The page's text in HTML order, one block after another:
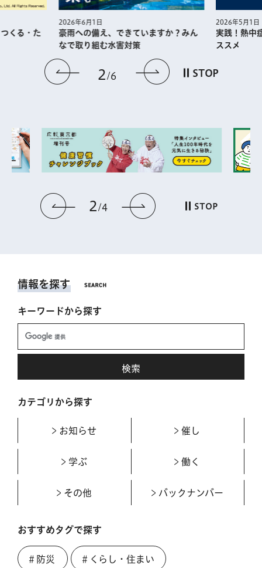
前のスライドを表示
2 6 次のスライドを
STOP
くる・た
2026年6月1日
豪雨への備え、できていますか？みん
なで取り組む水害対策
2026年5月1日
実践！熱中
ススメ
前のスライドを表示
2 4 次のスライドを表
STOP
情報を探す
キーワードから探す
カテゴリから探す
お知らせ 催し
学ぶ 働く
その他 バックナンバー
おすすめタグで探す
＃防災 ＃くらし・住まい